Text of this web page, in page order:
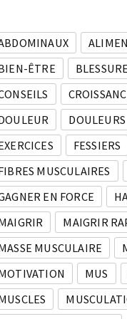
ÊTRE
BLESSURE
DOULEURS
FESSIERS
MUSCULAIRES
EN FORCE
MAIGRIR
MUSCULAIRE
MUS